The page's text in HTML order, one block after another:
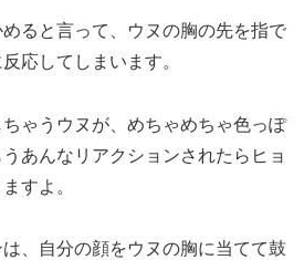
ると言って、ウヌの胸の先を指で
応してしまいます。
ゃうウヌが、めちゃめちゃ色っぽ
あんなリアクションされたらヒョ
すよ。
、自分の顔をウヌの胸に当てて鼓